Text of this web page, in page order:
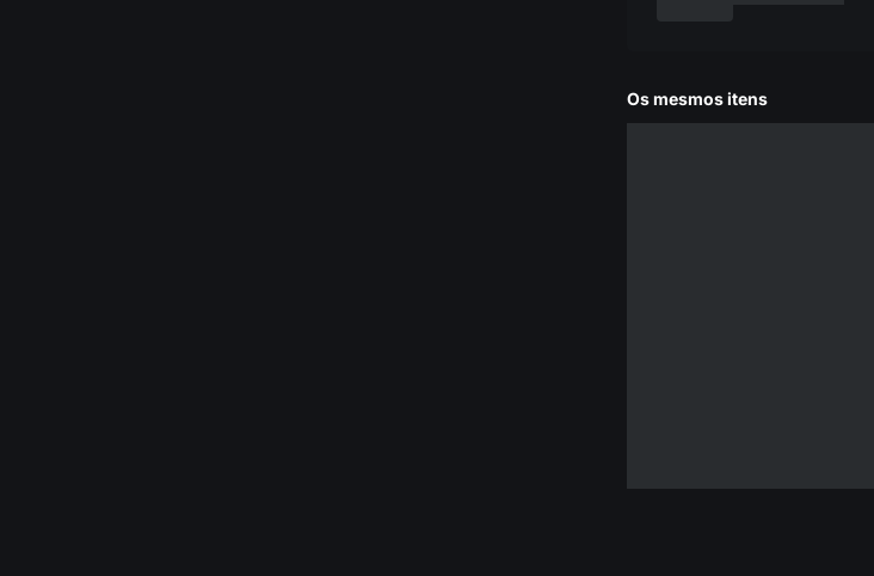
Os mesmos itens